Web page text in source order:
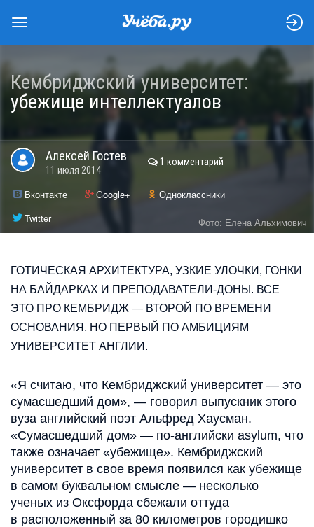
Кембриджский университет:
убежище интеллектуалов
АлексейГостев
11 июля 2014
1 комментарий
Вконтакте Google+
Одноклассники
Twitter
Фото: Елена Альхимович
ГОТИЧЕСКАЯ АРХИТЕКТУРА, УЗКИЕ УЛОЧКИ, ГОНКИ
НА БАЙДАРКАХ И ПРЕПОДАВАТЕЛИ-ДОНЫ. ВСЕ
ЭТО ПРО КЕМБРИДЖ — ВТОРОЙ ПО ВРЕМЕНИ
ОСНОВАНИЯ, НО ПЕРВЫЙ ПО АМБИЦИЯМ
УНИВЕРСИТЕТ АНГЛИИ.
«Я считаю, что Кембриджский университет — это
сумасшедший дом», — говорил выпускник этого
вуза английский поэт Альфред Хаусман.
«Сумасшедший дом» — по-английски asylum, что
также означает «убежище». Кембриджский
университет в свое время появился как убежище
в самом буквальном смысле — несколько
ученых из Оксфорда сбежали оттуда
в расположенный за 80 километров городишко